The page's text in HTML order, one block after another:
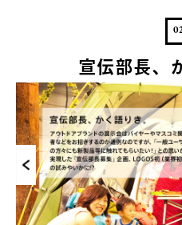
宣伝部長、